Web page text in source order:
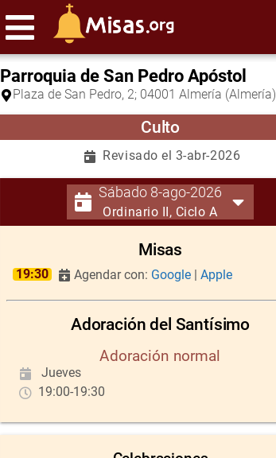
Parroquia de San Pedro Apóstol
Plaza de San Pedro, 2; 04001 Almería (Almería)
Culto
Revisado el 3-abr-2026
Sábado 8-ago-2026
Ordinario II, Ciclo A
Misas
19:30 Agendar con: Google | Apple
Adoración del Santísimo
Adoración normal
Jueves
19:00-19:30